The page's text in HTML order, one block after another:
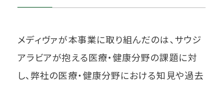
メディヴァが本事業に取り組んだのは、サウジ
アラビアが抱える医療・健康分野の課題に対
し、弊社の医療・健康分野における知見や過去